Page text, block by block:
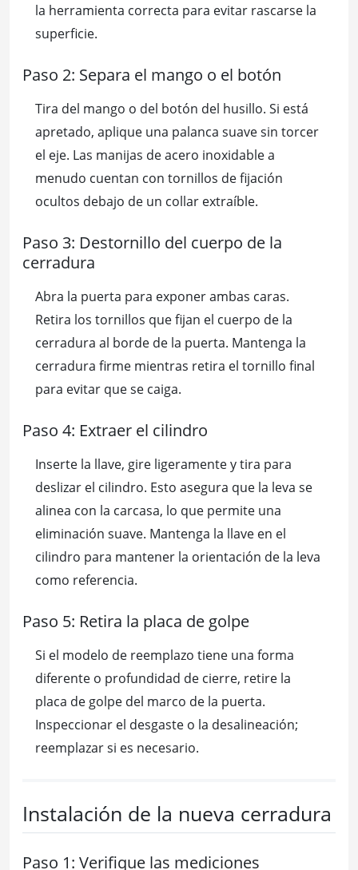
la herramienta correcta para evitar rascarse la
superficie.
Paso 2: Separa el mango o el botón
Tira del mango o del botón del husillo. Si está
apretado, aplique una palanca suave sin torcer
el eje. Las manijas de acero inoxidable a
menudo cuentan con tornillos de fijación
ocultos debajo de un collar extraíble.
Paso 3: Destornillo del cuerpo de la
cerradura
Abra la puerta para exponer ambas caras.
Retira los tornillos que fijan el cuerpo de la
cerradura al borde de la puerta. Mantenga la
cerradura firme mientras retira el tornillo final
para evitar que se caiga.
Paso 4: Extraer el cilindro
Inserte la llave, gire ligeramente y tira para
deslizar el cilindro. Esto asegura que la leva se
alinea con la carcasa, lo que permite una
eliminación suave. Mantenga la llave en el
cilindro para mantener la orientación de la leva
como referencia.
Paso 5: Retira la placa de golpe
Si el modelo de reemplazo tiene una forma
diferente o profundidad de cierre, retire la
placa de golpe del marco de la puerta.
Inspeccionar el desgaste o la desalineación;
reemplazar si es necesario.
Instalación de la nueva cerradura
Paso 1: Verifique las mediciones